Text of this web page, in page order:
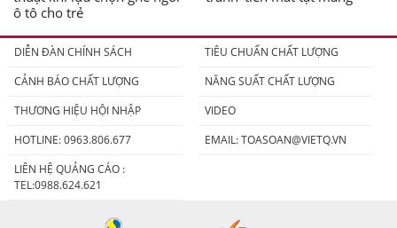
ô tô cho trẻ
DIỄN ĐÀN CHÍNH SÁCH
TIÊU CHUẨN CHẤT LƯỢNG
CẢNH BÁO CHẤT LƯỢNG
NĂNG SUẤT CHẤT LƯỢNG
THƯƠNG HIỆU HỘI NHẬP
VIDEO
HOTLINE: 0963.806.677
EMAIL:TOASOAN@VIETQ.VN
LIÊN HỆ QUẢNG CÁO :
TEL:0988.624.621